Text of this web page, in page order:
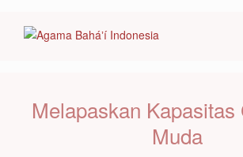
Melapaskan Kapasitas
Muda